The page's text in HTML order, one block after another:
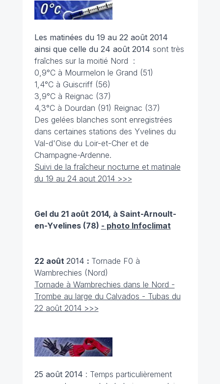
Les matinées du 19 au 22 août 2014
ainsi que celle du 24 août 2014 sont très
fraîches sur la moitié Nord :
0,9°C à Mourmelon le Grand (51)
1,4°C à Guiscriff (56)
3,9°C à Reignac (37)
4,3°C à Dourdan (91) Reignac (37)
Des gelées blanches sont enregistrées
dans certaines stations des Yvelines du
Val-d'Oise du Loir-et-Cher et de
Champagne-Ardenne.
Suivi de la fraîcheur nocturne et matinale
du 19 au 24 aout 2014 >>>
Gel du 21 août 2014, à Saint-Arnoult-
en-Yvelines (78) - photo Infoclimat
22 août 2014 : Tornade F0 à
Wambrechies (Nord)
Tornade à Wambrechies dans le Nord -
Trombe au large du Calvados - Tubas du
22 août 2014 >>>
25 août 2014 : Temps particulièrement